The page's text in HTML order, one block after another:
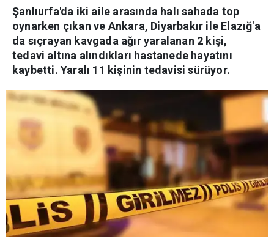
Şanlıurfa'da iki aile arasında halı sahada top
oynarken çıkan ve Ankara, Diyarbakır ile Elazığ'a
da sıçrayan kavgada ağır yaralanan 2 kişi,
tedavi altına alındıkları hastanede hayatını
kaybetti. Yaralı 11 kişinin tedavisi sürüyor.